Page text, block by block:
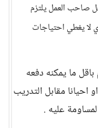
صاحب العمل يلتزم
لا يغطي احتياجات
ما يمكنه دفعه
احيانا مقابل التدريب
عليه .